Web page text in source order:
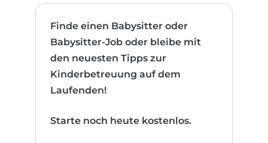
Finde einen Babysitter oder
Babysitter-Job oder bleibe mit
den neuesten Tipps zur
Kinderbetreuung auf dem
Laufenden!
Starte noch heute kostenlos.